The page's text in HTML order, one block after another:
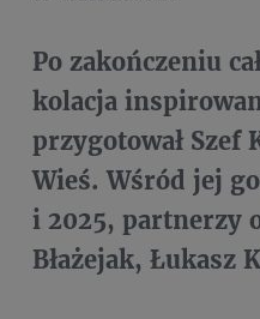
Po zakończeniu
kolacja
przygotował Szef
Wieś. Wśród jej
i 2025, partnerzy
Błażejak, Łukasz